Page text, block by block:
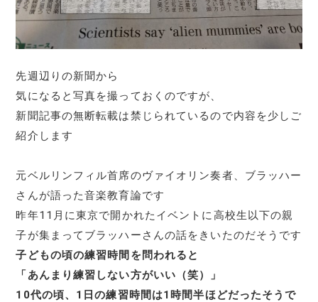
先週辺りの新聞から
気になると写真を撮っておくのですが、
新聞記事の無断転載は禁じられているので内容を少しご
紹介します
元ベルリンフィル首席のヴァイオリン奏者、ブラッハー
さんが語った音楽教育論です
昨年11月に東京で開かれたイベントに高校生以下の親
子が集まってブラッハーさんの話をきいたのだそうです
子どもの頃の練習時間を問われると
「あんまり練習しない方がいい（笑）」
10代の頃、1日の練習時間は1時間半ほどだったそうで